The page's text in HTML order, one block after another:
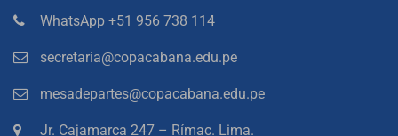
WhatsApp +51 956 738 114
secretaria@copacabana.edu.pe
mesadepartes@copacabana.edu.pe
Jr. Cajamarca 247 – Rímac. Lima.